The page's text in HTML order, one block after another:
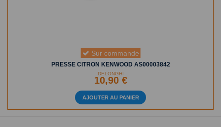
Sur commande
PRESSE CITRON KENWOOD AS00003842
DELONGHI
10,90 €
AJOUTER AU PANIER